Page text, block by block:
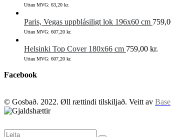
Uttan MVG: 63,20 kr.
Paris, Vegas uppblásiligt lok 196x60 cm
Uttan MVG: 607,20 kr.
Helsinki Top Cover 180x66 cm 759,00 kr.
Uttan MVG: 607,20 kr.
Facebook
© Gosbað. 2022. Øll rættindi tilskiljað. Veitt av Base